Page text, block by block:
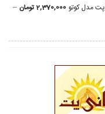
مدل کوتو 2,370,000تومان –